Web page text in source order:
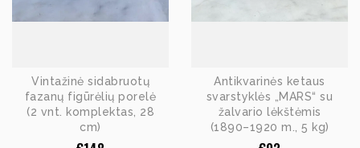
Vintažinė sidabruotų
fazanų figūrėlių porelė
(2 vnt. komplektas, 28
cm)
Antikvarinės ketaus
svarstyklės „MARS“ su
žalvario lėkštėmis
(1890–1920 m., 5 kg)